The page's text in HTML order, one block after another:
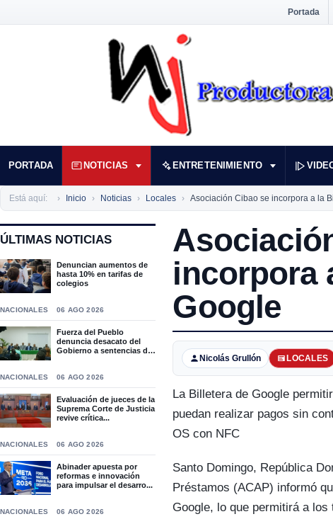
Portada
PORTADA NOTICIAS ENTRETENIMIENTO
Está aquí: Inicio Noticias Locales Asociación Cibao se incorpora a la
ÚLTIMAS NOTICIAS
Denuncian aumentos de
hasta 10% en tarifas de
colegios
NACIONALES 06 AGO 2026
Fuerza del Pueblo
denuncia desacato del
Gobierno a sentencias del
NACIONALES 06 AGO 2026
Evaluación de jueces de la
Suprema Corte de Justicia
revive crítica...
NACIONALES 06 AGO 2026
Abinader apuesta por
reformas e innovación
para impulsar el desarro...
NACIONALES 06 AGO 2026
incorpora
Google
Nicolás Grullón LOCALES
La Billetera de Google
puedan realizar pagos sin
OS con NFC
Santo Domingo, República
Préstamos (ACAP) informó
Google, lo que permitirá a